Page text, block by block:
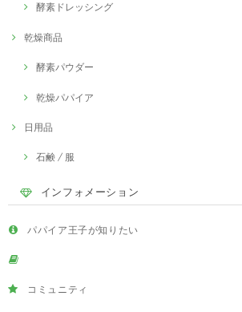
酵素ドレッシング
乾燥商品
酵素パウダー
乾燥パパイア
日用品
石鹸 / 服
インフォメーション
パパイア王子が知りたい
コミュニティ